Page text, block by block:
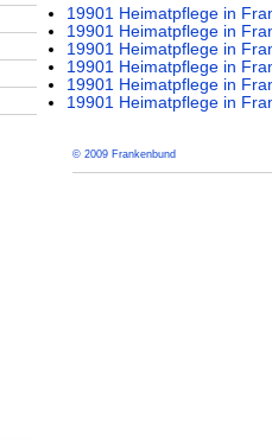
19901 Heimatpflege in
19901 Heimatpflege in
19901 Heimatpflege in
19901 Heimatpflege in
19901 Heimatpflege in
19901 Heimatpflege in
© 2009 Frankenbund